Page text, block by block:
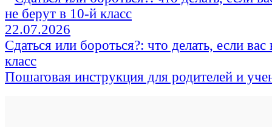
22.07.2026
Сдаться или бороться?: что делать, если
класс
Пошаговая инструкция для родителей и